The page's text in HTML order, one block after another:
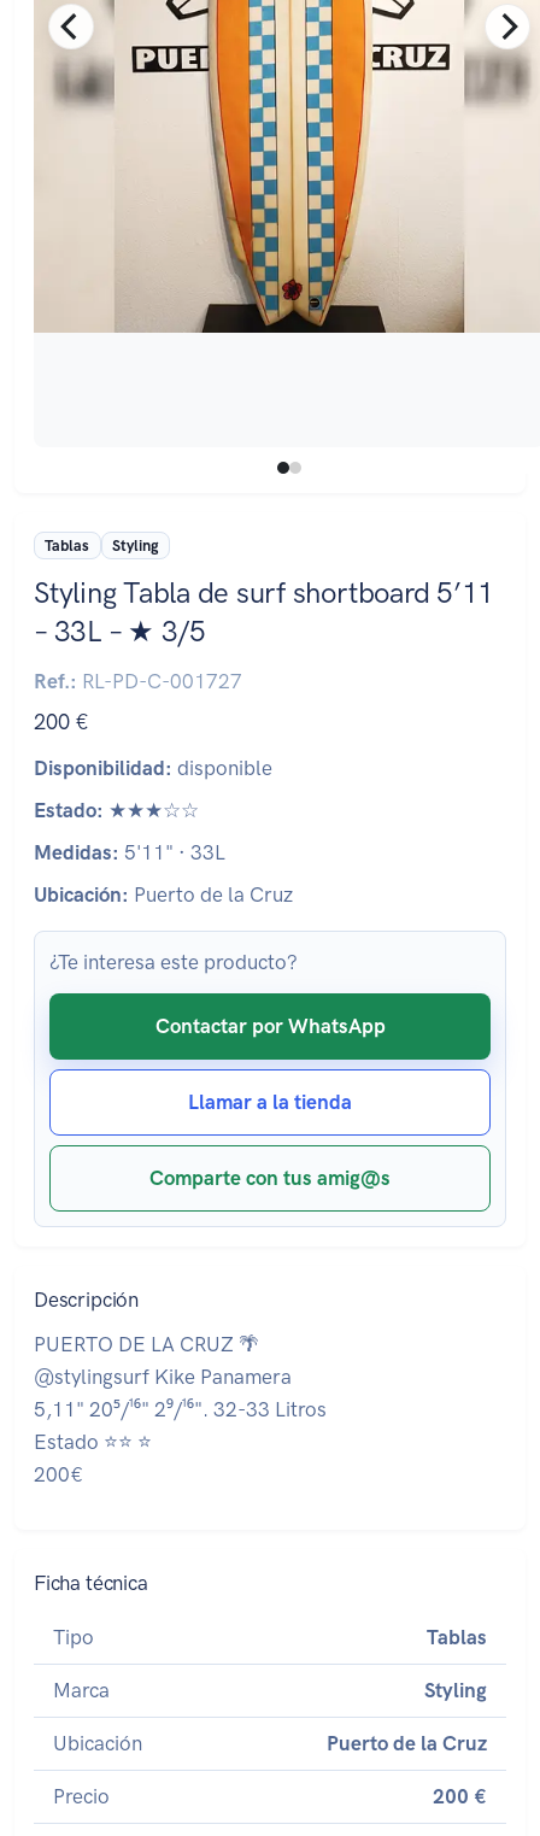
Tablas Styling
Styling Tabla de surf shortboard 5’11
– 33L – ★ 3/5
Ref.: RL-PD-C-001727
200 €
Disponibilidad: disponible
Estado: ★★★☆☆
Medidas: 5'11" · 33L
Ubicación: Puerto de la Cruz
¿Te interesa este producto?
Contactar por WhatsApp
Llamar a la tienda
Comparte con tus amig@s
Descripción
PUERTO DE LA CRUZ 🌴
@stylingsurf Kike Panamera
5,11" 20⁵/¹⁶" 2⁹/¹⁶". 32-33 Litros
Estado ⭐⭐ ⭐
200€
Ficha técnica
Tipo Tablas
Marca Styling
Ubicación Puerto de la Cruz
Precio 200 €